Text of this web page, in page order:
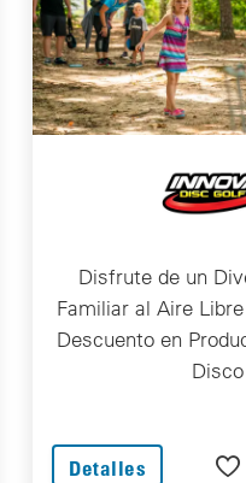
Disfrute de un
Familiar al Aire
Descuento en
Disco
Detalles